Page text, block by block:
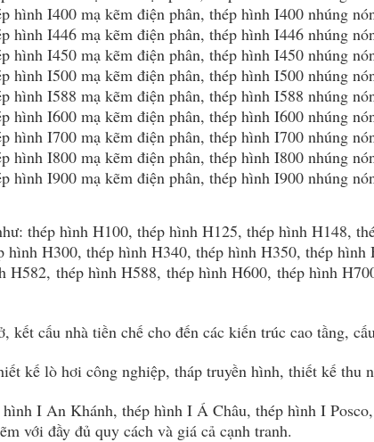
hình I400 mạ kẽm điện phân, thép hình I400 nhúng
hình I446 mạ kẽm điện phân, thép hình I446 nhúng
hình I450 mạ kẽm điện phân, thép hình I450 nhúng
hình I500 mạ kẽm điện phân, thép hình I500 nhúng
hình I588 mạ kẽm điện phân, thép hình I588 nhúng
hình I600 mạ kẽm điện phân, thép hình I600 nhúng
hình I700 mạ kẽm điện phân, thép hình I700 nhúng
hình I800 mạ kẽm điện phân, thép hình I800 nhúng
hình I900 mạ kẽm điện phân, thép hình I900 nhúng
thép hình H100, thép hình H125, thép hình H148,
H300, thép hình H340, thép hình H350, thép
thép hình H588, thép hình H600, thép hình
cấu nhà tiền chế cho đến các kiến trúc cao tầng,
kế lò hơi công nghiệp, tháp truyền hình, thiết kế thu
I An Khánh, thép hình I Á Châu, thép hình I
với đầy đủ quy cách và giá cả cạnh tranh.